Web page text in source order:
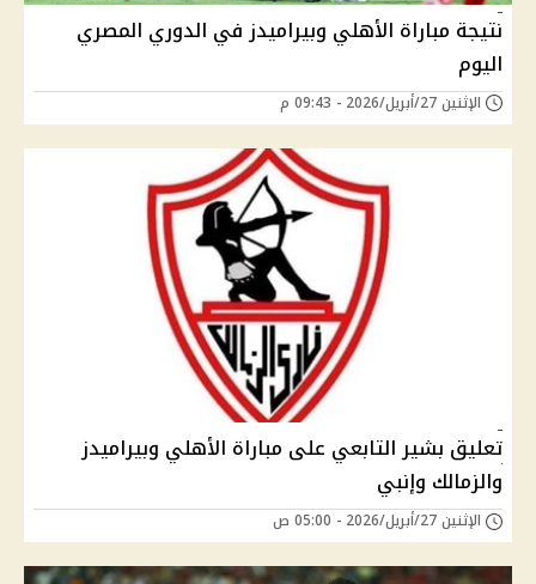
نتيجة مباراة الأهلي وبيراميدز في الدوري المصري
اليوم
الإثنين 27/أبريل/2026 - 09:43 م
تعليق بشير التابعي على مباراة الأهلي وبيراميدز
والزمالك وإنبي
الإثنين 27/أبريل/2026 - 05:00 ص